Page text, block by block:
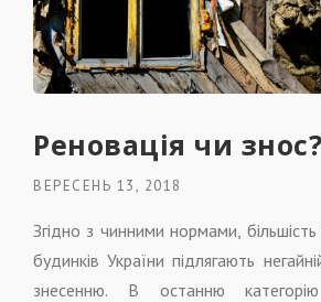
Реновація чи знос?
ВЕРЕСЕНЬ 13, 2018
Згідно з чинними нормами,
будинків України підлягають
знесенню. В останню